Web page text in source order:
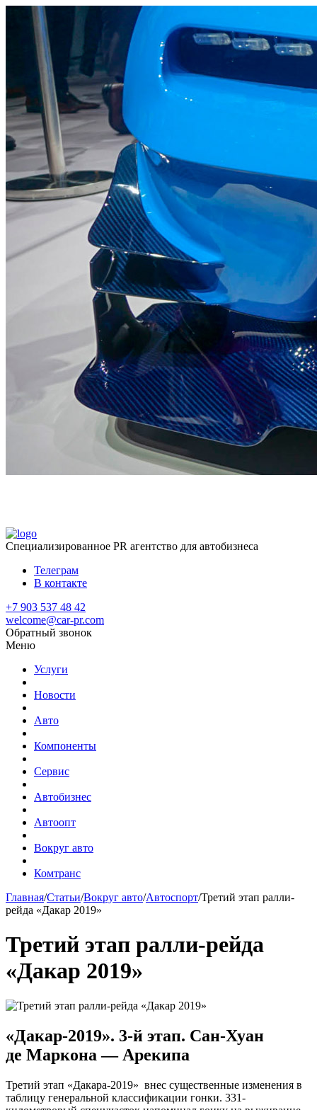
Специализированное PR агентство для автобизнеса
Телеграм
В контакте
+7 903 537 48 42
welcome@car-pr.com
Обратный звонок
Меню
Услуги
Новости
Авто
Компоненты
Сервис
Автобизнес
Автоопт
Вокруг авто
Комтранс
Главная/Статьи/Вокруг авто/Автоспорт/Третий этап ралли-
рейда «Дакар 2019»
Третий этап ралли-рейда
«Дакар 2019»
«Дакар-2019». 3-й этап. Сан-Хуан
де Маркона — Арекипа
Третий этап «Дакара-2019» внес существенные изменения в
таблицу генеральной классификации гонки. 331-